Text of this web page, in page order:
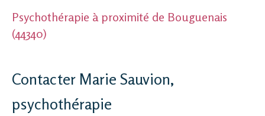
Psychothérapie à proximité de Bouguenais
(44340)
Contacter Marie Sauvion,
psychothérapie